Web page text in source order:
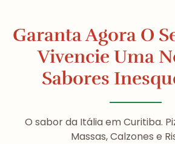
Garanta Agora O
Vivencie Uma
Sabores
O sabor da Itália em Curitiba.
Massas, Calzones e